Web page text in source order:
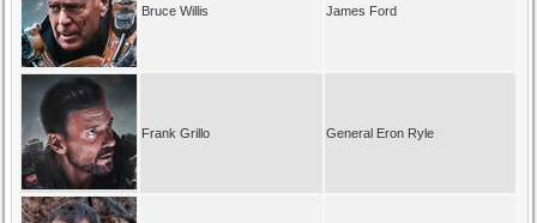
Bruce Willis James Ford
Frank Grillo General Eron Ryle